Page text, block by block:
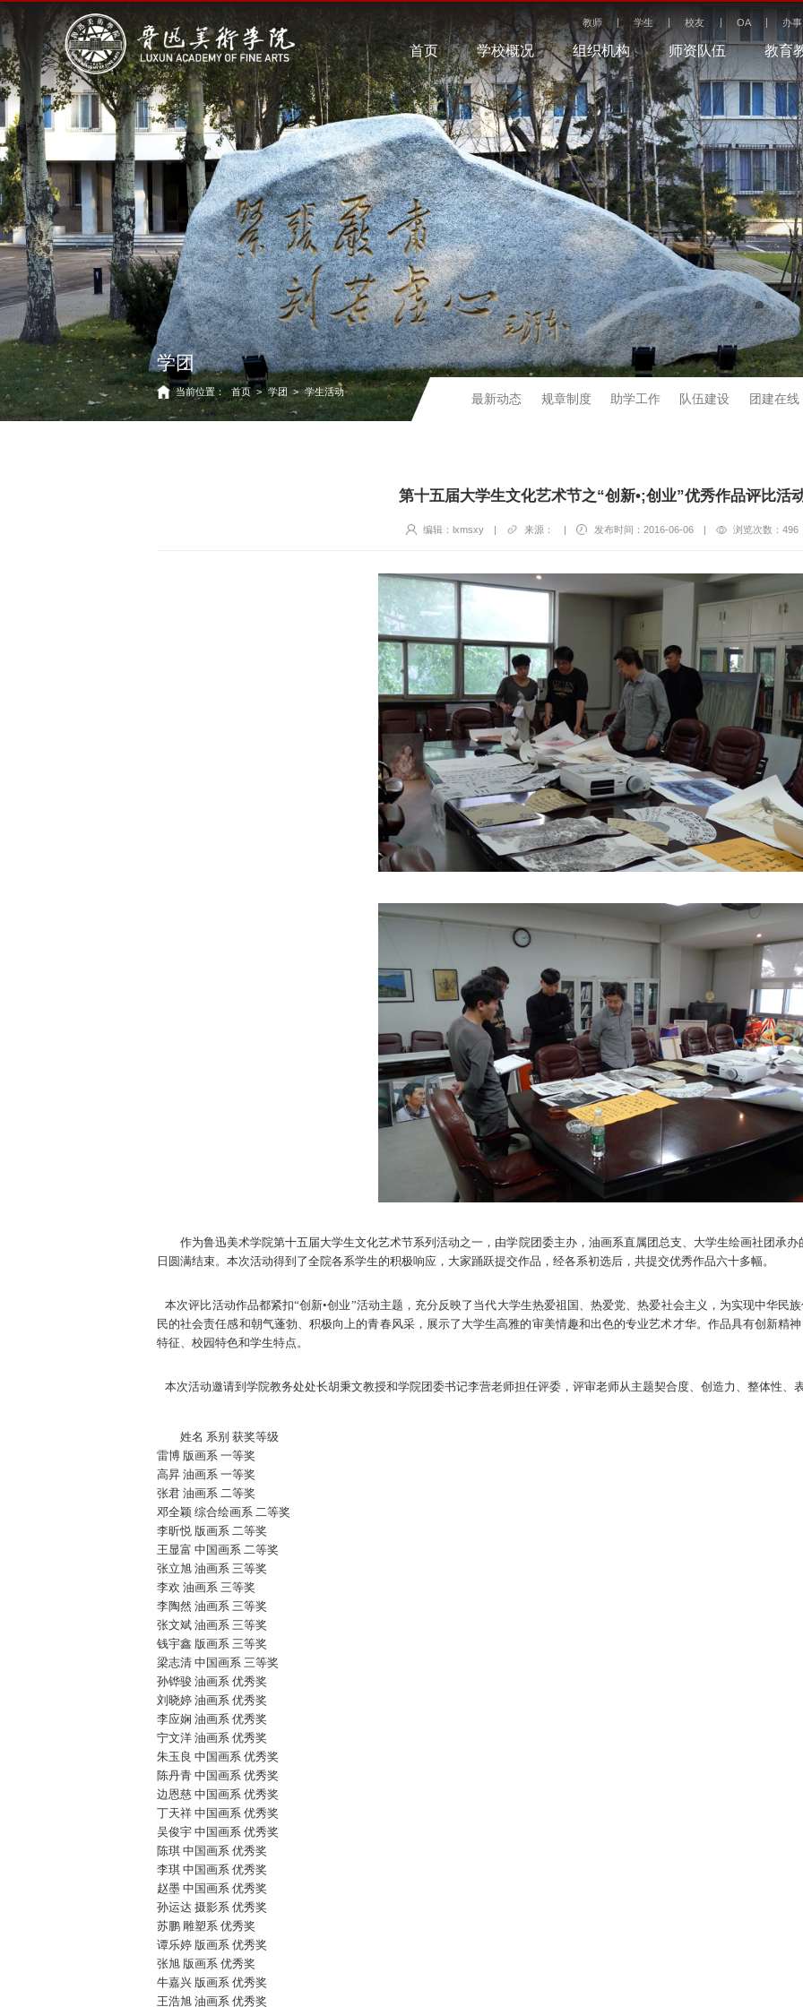
教师 学生 校友 OA 办
首页 学校概况 组织机构 师资队伍 教育
学团
当前位置： 首页 > 学团 > 学生活动
最新动态 规章制度 助学工作 队伍建设 团建在线
第十五届大学生文化艺术节之“创新•;创业”优秀作品评比活
编辑：lxmsxy | 来源： | 发布时间：2016-06-06 | 浏览次数：496
作为鲁迅美术学院第十五届大学生文化艺术节系列活动之一，由学院团委主办，油画系直属团总支、大学生绘画社团承办
日圆满结束。本次活动得到了全院各系学生的积极响应，大家踊跃提交作品，经各系初选后，共提交优秀作品六十多幅。
本次评比活动作品都紧扣“创新•创业”活动主题，充分反映了当代大学生热爱祖国、热爱党、热爱社会主义，为实现中华民
民的社会责任感和朝气蓬勃、积极向上的青春风采，展示了大学生高雅的审美情趣和出色的专业艺术才华。作品具有创新精
特征、校园特色和学生特点。
本次活动邀请到学院教务处处长胡秉文教授和学院团委书记李营老师担任评委，评审老师从主题契合度、创造力、整体性、
姓名 系别 获奖等级
雷博 版画系 一等奖
高昇 油画系 一等奖
张君 油画系 二等奖
邓全颖 综合绘画系 二等奖
李昕悦 版画系 二等奖
王显富 中国画系 二等奖
张立旭 油画系 三等奖
李欢 油画系 三等奖
李陶然 油画系 三等奖
张文斌 油画系 三等奖
钱宇鑫 版画系 三等奖
梁志清 中国画系 三等奖
孙铧骏 油画系 优秀奖
刘晓婷 油画系 优秀奖
李应娴 油画系 优秀奖
宁文洋 油画系 优秀奖
朱玉良 中国画系 优秀奖
陈丹青 中国画系 优秀奖
边恩慈 中国画系 优秀奖
丁天祥 中国画系 优秀奖
吴俊宇 中国画系 优秀奖
陈琪 中国画系 优秀奖
李琪 中国画系 优秀奖
赵墨 中国画系 优秀奖
孙运达 摄影系 优秀奖
苏鹏 雕塑系 优秀奖
谭乐婷 版画系 优秀奖
张旭 版画系 优秀奖
牛嘉兴 版画系 优秀奖
王浩旭 油画系 优秀奖